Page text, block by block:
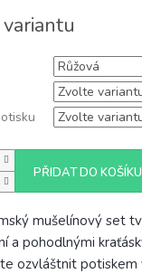
PŘIDAT DO KOŠÍKU
mušelínový set
a pohodlnými
ozvláštnit potiskem